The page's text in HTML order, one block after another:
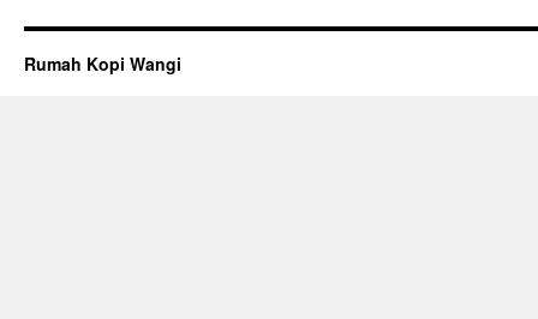
Rumah Kopi Wangi